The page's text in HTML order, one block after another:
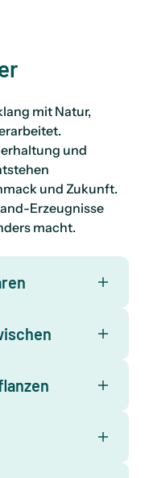
mit Natur,
und
und Zukunft.
Erzeugnisse
macht.